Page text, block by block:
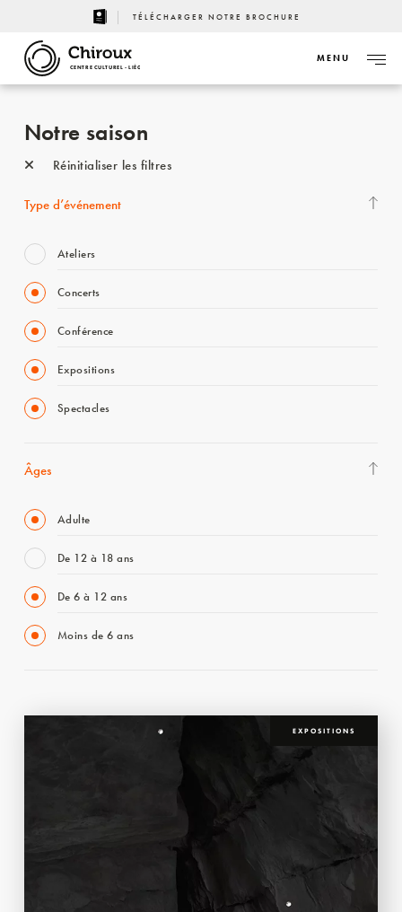
TÉLÉCHARGER NOTRE BROCHURE
CENTRE CULTUREL - LIÈGE
MENU
Notre saison
Réinitialiser les filtres
Type d’événement
Ateliers
Concerts
Conférence
Expositions
Spectacles
Âges
Adulte
De 12 à 18 ans
De 6 à 12 ans
Moins de 6 ans
EXPOSITIONS